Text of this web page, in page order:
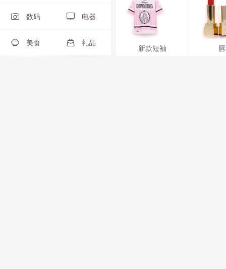
 数码  电器
 美食  礼品
新款短袖